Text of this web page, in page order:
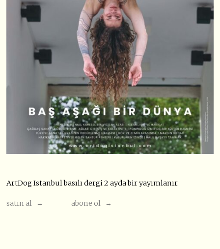
ArtDog Istanbul basılı dergi 2 ayda bir yayımlanır.
satın al → abone ol →